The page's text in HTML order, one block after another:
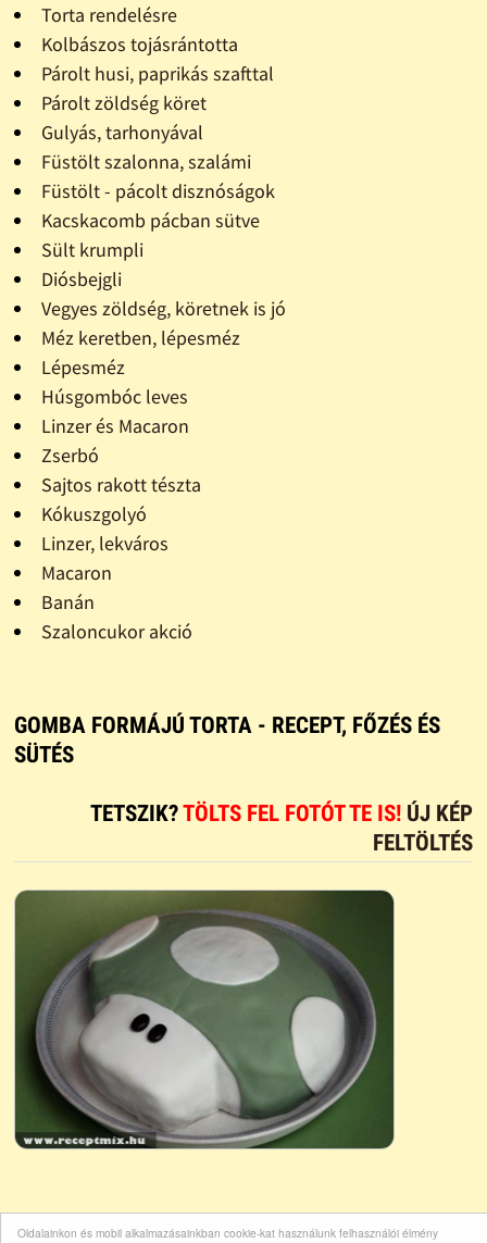
Oldalainkon és mobil alkalmazásainkban cookie-kat használunk felhasználói élmény
Torta rendelésre
Kolbászos tojásrántotta
Párolt husi, paprikás szafttal
Párolt zöldség köret
Gulyás, tarhonyával
Füstölt szalonna, szalámi
Füstölt - pácolt disznóságok
Kacskacomb pácban sütve
Sült krumpli
Diósbejgli
Vegyes zöldség, köretnek is jó
Méz keretben, lépesméz
Lépesméz
Húsgombóc leves
Linzer és Macaron
Zserbó
Sajtos rakott tészta
Kókuszgolyó
Linzer, lekváros
Macaron
Banán
Szaloncukor akció
GOMBA FORMÁJÚ TORTA - RECEPT, FŐZÉS ÉS
SÜTÉS
TETSZIK?TÖLTS FEL FOTÓT TE IS! ÚJ KÉP
FELTÖLTÉS